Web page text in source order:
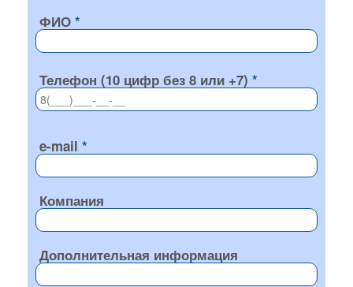
ФИО
Телефон (10 цифр без 8 или +7)
e-mail
Компания
Дополнительная информация